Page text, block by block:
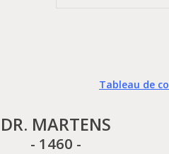
Tableau de
DR. MARTENS
- 1460 -